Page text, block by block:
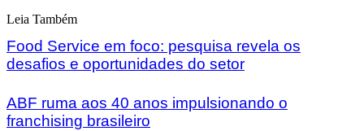
Leia Também
Food Service em foco: pesquisa revela os
desafios e oportunidades do setor
ABF ruma aos 40 anos impulsionando o
franchising brasileiro